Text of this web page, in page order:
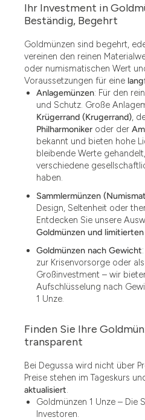
1.49
1.87
12.15
Ihr Investment in
Beständig, Begehrt
Goldmünzen sind begehrt,
vereinen den reinen
oder numismatischen Wert
Voraussetzungen für eine
Anlagemünzen: Für den
und Schutz. Große
Krügerrand (Krugerrand),
Philharmoniker oder der
bekannt und bieten hohe
bleibende Werte
verschiedene
haben.
Sammlermünzen
Design, Seltenheit oder
Entdecken Sie unsere
Goldmünzen und
Goldmünzen nach Gewicht
zur Krisenvorsorge oder
Großinvestment – wir
Aufschlüsselung nach
1 Unze.
Finden Sie Ihre
transparent
Bei Degussa wird nicht über
Preise stehen im Tageskurs
aktualisiert.
Goldmünzen 1 Unze – Die
Investoren.